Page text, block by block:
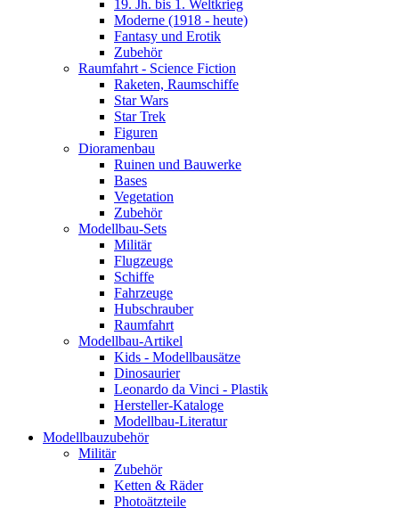
19. Jh. bis 1. Weltkrieg
Moderne (1918 - heute)
Fantasy und Erotik
Zubehör
Raumfahrt - Science Fiction
Raketen, Raumschiffe
Star Wars
Star Trek
Figuren
Dioramenbau
Ruinen und Bauwerke
Bases
Vegetation
Zubehör
Modellbau-Sets
Militär
Flugzeuge
Schiffe
Fahrzeuge
Hubschrauber
Raumfahrt
Modellbau-Artikel
Kids - Modellbausätze
Dinosaurier
Leonardo da Vinci - Plastik
Hersteller-Kataloge
Modellbau-Literatur
Modellbauzubehör
Militär
Zubehör
Ketten & Räder
Photoätzteile